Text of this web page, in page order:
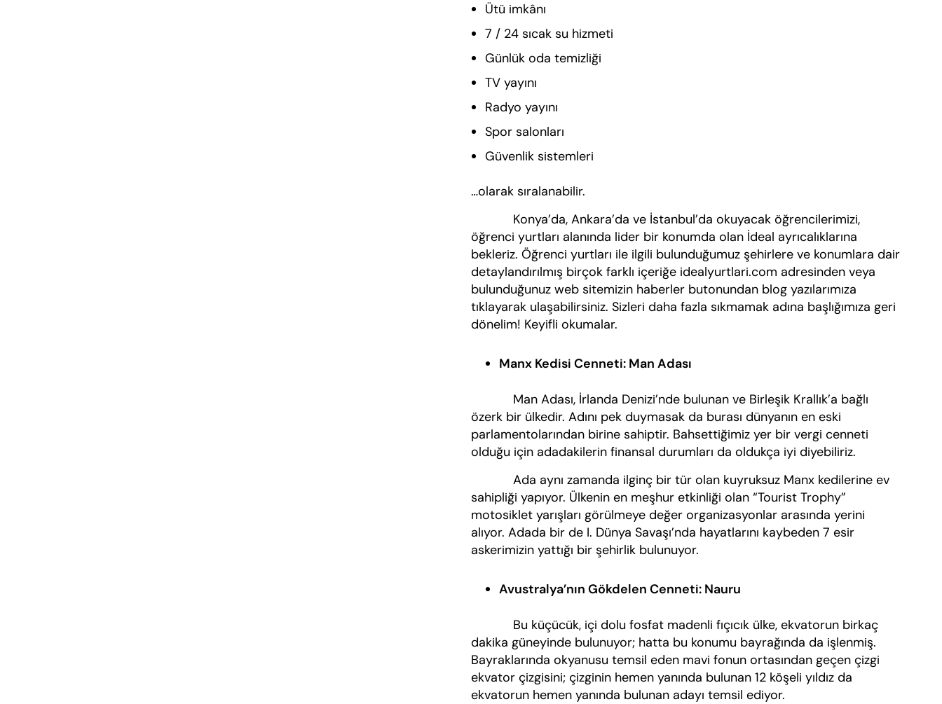
Ütü imkânı
7 / 24 sıcak su hizmeti
Günlük oda temizliği
TV yayını
Radyo yayını
Spor salonları
Güvenlik sistemleri
…olarak sıralanabilir.
Konya’da, Ankara’da ve İstanbul’da okuyacak öğrencilerimizi,
öğrenci yurtları alanında lider bir konumda olan İdeal ayrıcalıklarına
bekleriz. Öğrenci yurtları ile ilgili bulunduğumuz şehirlere ve konumlara dair
detaylandırılmış birçok farklı içeriğe idealyurtlari.com adresinden veya
bulunduğunuz web sitemizin haberler butonundan blog yazılarımıza
tıklayarak ulaşabilirsiniz. Sizleri daha fazla sıkmamak adına başlığımıza geri
dönelim! Keyifli okumalar.
Manx Kedisi Cenneti: Man Adası
Man Adası, İrlanda Denizi’nde bulunan ve Birleşik Krallık’a bağlı
özerk bir ülkedir. Adını pek duymasak da burası dünyanın en eski
parlamentolarından birine sahiptir. Bahsettiğimiz yer bir vergi cenneti
olduğu için adadakilerin finansal durumları da oldukça iyi diyebiliriz.
Ada aynı zamanda ilginç bir tür olan kuyruksuz Manx kedilerine ev
sahipliği yapıyor. Ülkenin en meşhur etkinliği olan “Tourist Trophy”
motosiklet yarışları görülmeye değer organizasyonlar arasında yerini
alıyor. Adada bir de I. Dünya Savaşı’nda hayatlarını kaybeden 7 esir
askerimizin yattığı bir şehirlik bulunuyor.
Avustralya’nın Gökdelen Cenneti: Nauru
Bu küçücük, içi dolu fosfat madenli fıçıcık ülke, ekvatorun birkaç
dakika güneyinde bulunuyor; hatta bu konumu bayrağında da işlenmiş.
Bayraklarında okyanusu temsil eden mavi fonun ortasından geçen çizgi
ekvator çizgisini; çizginin hemen yanında bulunan 12 köşeli yıldız da
ekvatorun hemen yanında bulunan adayı temsil ediyor.